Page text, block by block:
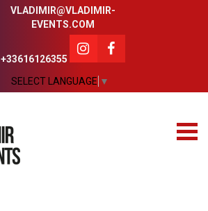
VLADIMIR@VLADIMIR-
EVENTS.COM
+33616126355
SELECT LANGUAGE ▼